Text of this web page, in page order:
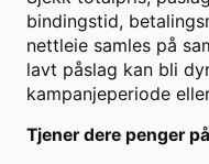
bindingstid,
nettleie samles på
lavt påslag kan bli
kampanjeperiode
Tjener dere penger